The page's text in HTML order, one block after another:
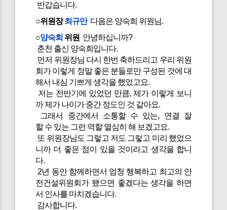
반갑습니다.
○위원장최규만다음은 양숙희 위원님.
○양숙희 위원 안녕하십니까?
춘천 출신 양숙희입니다.
먼저 위원장님 다시 한번 축하드리고 우리 위원
회가 이렇게 정말 좋은 분들로만 구성된 것에 대
해서 내심 기쁘게 생각을 했었고요.
저는 전반기에 있었던 만큼, 제가 이렇게 보니
까 제가 나이가 중간 정도인 것 같아요.
그래서 중간에서 소통할 수 있는, 연결 잘
할 수 있는 그런 역할 열심히 해 보겠고요.
또 위원장님도 그렇고 저도 그렇고 미리 했었으
니까 더 좋은 점이 있을 것이라고 생각을 합니
다.
2년 동안 함께하면서 엄청 행복하고 최고의 안
전건설위원회가 됐으면 좋겠다는 생각을 하면
서 인사를 마치겠습니다.
감사합니다.